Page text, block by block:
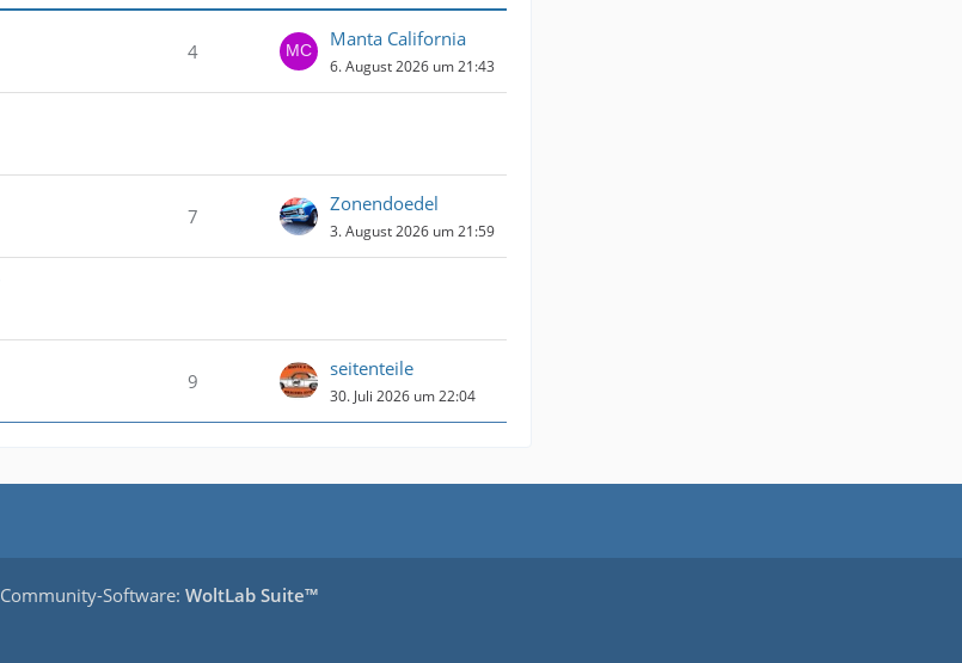
4
Manta California
6. August 2026 um 21:43
7
Zonendoedel
3. August 2026 um 21:59
9
seitenteile
30. Juli 2026 um 22:04
Community-Software: WoltLab Suite™